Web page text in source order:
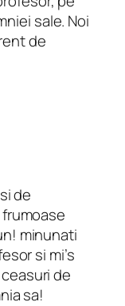
sale. Noi
de
de
minunati
si mi’s
de
sa!